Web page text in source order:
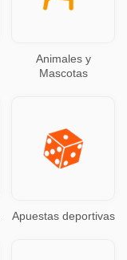
Animales y
Mascotas
Apuestas deportivas